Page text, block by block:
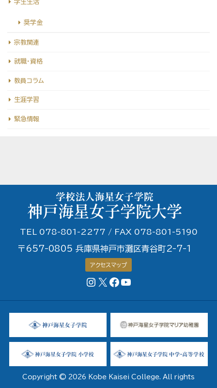
学生生活
奨学金
宗教関連
就職・資格
教員コラム
生涯学習
緊急情報
TEL 078-801-2277 / FAX 078-801-5190
〒657-0805 兵庫県神戸市灘区青谷町2-7-1
アクセスマップ
Instagram
X FacebookページYouTubeチャンネル
Copyright © 2026 Kobe Kaisei College. All rights